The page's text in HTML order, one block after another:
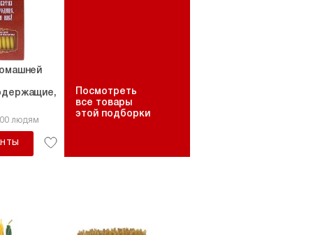
людям
Посмотреть
все товары
этой подборки